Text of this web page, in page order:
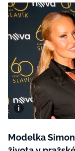
Životní styl
ZÁBAVA
Všechny
Testy a kvízy
BYDLENÍ
Všechny
Tvoření
Rady a tipy
Modelka